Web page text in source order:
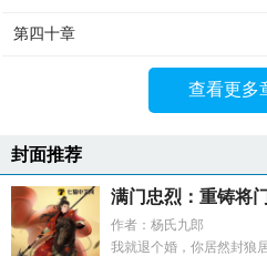
第四十章
查看更多
封面推荐
满门忠烈：重铸将
作者：杨氏九郎
我就退个婚，你居然封狼